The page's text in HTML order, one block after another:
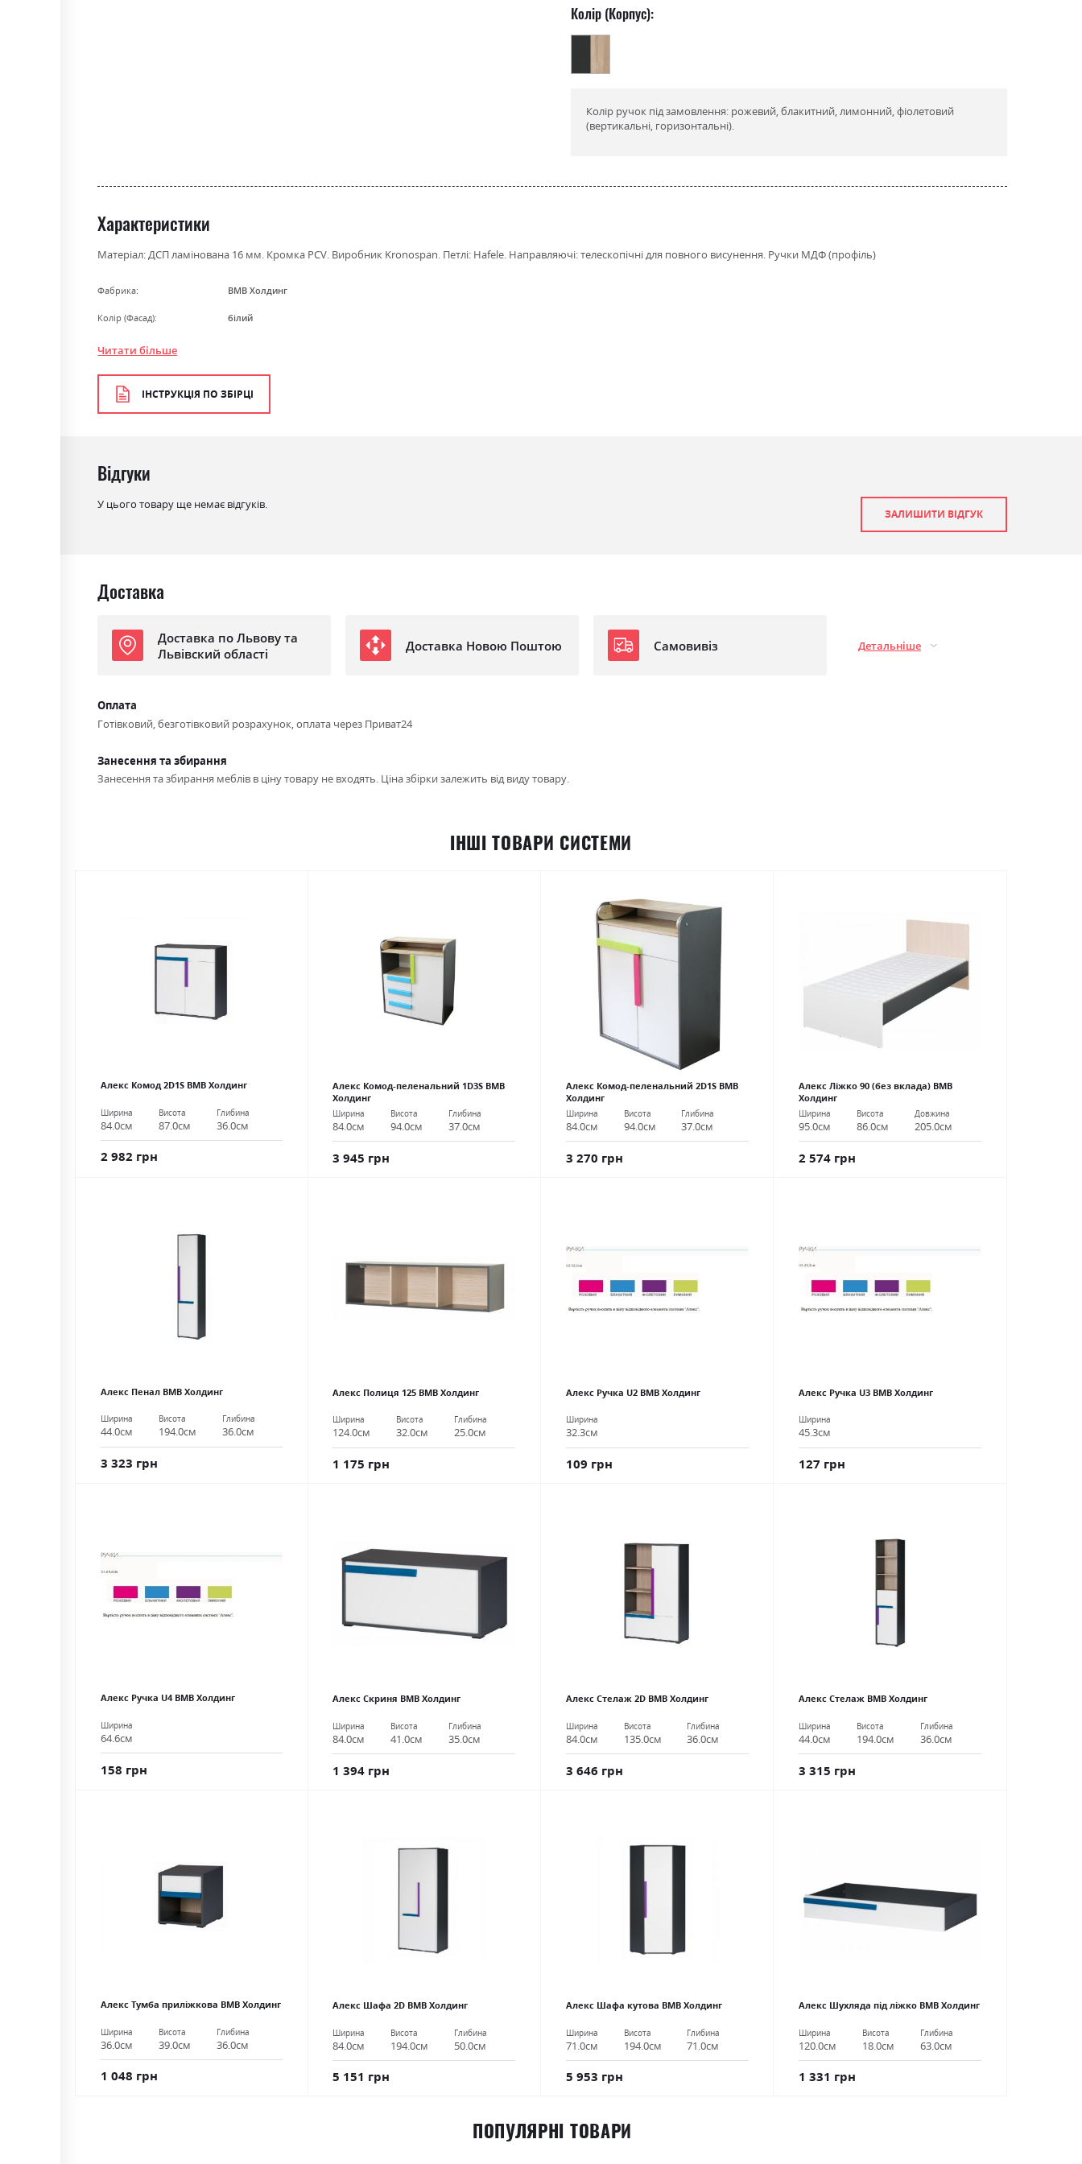
Колір (Корпус):
Колір ручок під замовлення: рожевий, блакитний, лимонний, фіолетовий
(вертикальні, горизонтальні).
Характеристики
Матеріал: ДСП ламінована 16 мм. Кромка PCV. Виробник Kronospan. Петлі: Hafele. Направляючі: телескопічні для повного висунення. Ручки МДФ (профіль)
Фабрика: ВМВ Холдинг
Колір (Фасад): білий
Колір (Корпус):
Стиль мінімалізм, модерн
Читати більше
ІНСТРУКЦІЯ ПО ЗБІРЦІ
Відгуки
У цього товару ще немає відгуків.
ЗАЛИШИТИ ВІДГУК
Доставка
Доставка по Львову та
Львівский області
Доставка Новою Поштою Самовивіз Детальніше
Оплата
Готівковий, безготівковий розрахунок, оплата через Приват24
Занесення та збирання
Занесення та збирання меблів в ціну товару не входять. Ціна збірки залежить від виду товару.
ІНШІ ТОВАРИ СИСТЕМИ
Алекс Комод 2D1S ВМВ Холдинг
Ширина
84.0см
Висота
87.0см
Глибина
36.0см
2 982 грн
Алекс Комод-пеленальний 1D3S ВМВ
Холдинг
Ширина
84.0см
Висота
94.0см
Глибина
37.0см
3 945 грн
Алекс Комод-пеленальний 2D1S ВМВ
Холдинг
Ширина
84.0см
Висота
94.0см
Глибина
37.0см
3 270 грн
Алекс Ліжко 90 (без вклада) ВМВ
Холдинг
Ширина
95.0см
Висота
86.0см
Довжина
205.0см
2 574 грн
Алекс Пенал ВМВ Холдинг
Ширина
44.0см
Висота
194.0см
Глибина
36.0см
3 323 грн
Алекс Полиця 125 ВМВ Холдинг
Ширина
124.0см
Висота
32.0см
Глибина
25.0см
1 175 грн
Алекс Ручка U2 ВМВ Холдинг
Ширина
32.3см
109 грн
Алекс Ручка U3 ВМВ Холдинг
Ширина
45.3см
127 грн
Алекс Ручка U4 ВМВ Холдинг
Ширина
64.6см
158 грн
Алекс Скриня ВМВ Холдинг
Ширина
84.0см
Висота
41.0см
Глибина
35.0см
1 394 грн
Алекс Стелаж 2D ВМВ Холдинг
Ширина
84.0см
Висота
135.0см
Глибина
36.0см
3 646 грн
Алекс Стелаж ВМВ Холдинг
Ширина
44.0см
Висота
194.0см
Глибина
36.0см
3 315 грн
Алекс Тумба приліжкова ВМВ Холдинг
Ширина
36.0см
Висота
39.0см
Глибина
36.0см
1 048 грн
Алекс Шафа 2D ВМВ Холдинг
Ширина
84.0см
Висота
194.0см
Глибина
50.0см
5 151 грн
Алекс Шафа кутова ВМВ Холдинг
Ширина
71.0см
Висота
194.0см
Глибина
71.0см
5 953 грн
Алекс Шухляда під ліжко ВМВ Холдинг
Ширина
120.0см
Висота
18.0см
Глибина
63.0см
1 331 грн
ПОПУЛЯРНІ ТОВАРИ